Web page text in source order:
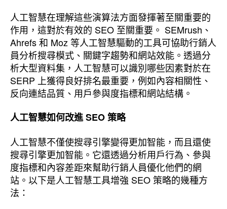
人工智慧在理解這些演算法方面發揮著至關重要的
作用，這對於有效的 SEO 至關重要。 SEMrush、
Ahrefs 和 Moz 等人工智慧驅動的工具可協助行銷人
員分析搜尋模式、關鍵字趨勢和網站效能。透過分
析大型資料集，人工智慧可以識別哪些因素對於在
SERP 上獲得良好排名最重要，例如內容相關性、
反向連結品質、用戶參與度指標和網站結構。
人工智慧如何改進 SEO 策略
人工智慧不僅使搜尋引擎變得更加智能，而且還使
搜尋引擎更加智能。它還透過分析用戶行為、參與
度指標和內容差距來幫助行銷人員優化他們的網
站。以下是人工智慧工具增強 SEO 策略的幾種方
法：